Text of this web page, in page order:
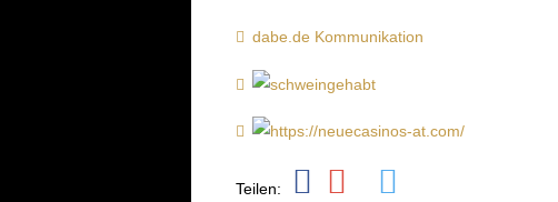
dabe.de Kommunikation
Teilen: